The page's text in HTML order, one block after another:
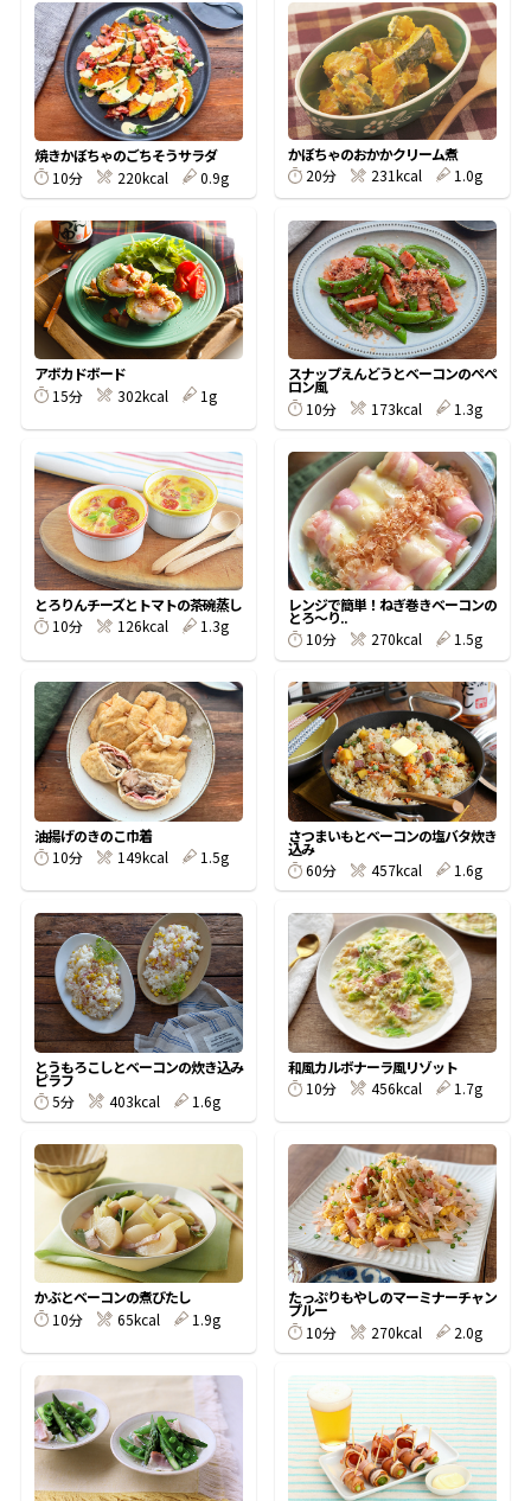
サッと鍋® 楽チン鍋®
楽チン屋® ストレートつゆ
新鮮一番 『氷熟®』
『踊り節』
鰹節屋の
だしパック
だし粉
商品情報一覧
かつお節レシピ
めんつゆレシピ
割烹白だしレシピ
レシピ特設サイト
割烹白だしレシピ特集
かつおだしが決め手！簡単茶碗蒸し
だしコミュ
焼きかぼちゃのごちそうサラダ
10分
220kcal 0.9g
かぼちゃのおかかクリーム煮
20分
231kcal 1.0g
アボカドボード
15分
302kcal 1g
スナップえんどうとベーコンのぺぺ
ロン風
10分
173kcal 1.3g
とろりんチーズとトマトの茶碗蒸し
10分
126kcal 1.3g
レンジで簡単！ねぎ巻きベーコンの
とろ〜り..
10分
270kcal 1.5g
油揚げのきのこ巾着
10分
149kcal 1.5g
さつまいもとベーコンの塩バタ炊き
込み
60分
457kcal 1.6g
とうもろこしとベーコンの炊き込み
ピラフ
5分
403kcal 1.6g
和風カルボナーラ風リゾット
10分
456kcal 1.7g
かぶとベーコンの煮びたし
10分
65kcal 1.9g
たっぷりもやしのマーミナーチャン
プルー
10分
270kcal 2.0g